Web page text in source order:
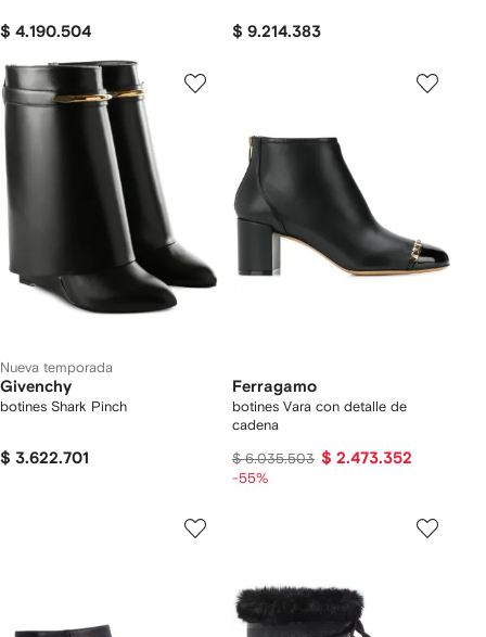
$ 4.190.504 $ 9.214.383
Nueva temporada
Givenchy
botines Shark Pinch
$ 3.622.701
Ferragamo
botines Vara con detalle de
cadena
$ 6.035.503 $ 2.473.352
-55%